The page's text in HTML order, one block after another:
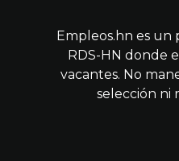
Empleos.hn es
RDS-HN donde
vacantes. No
selección ni